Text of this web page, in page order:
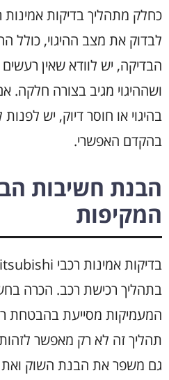
לבדוק את מצב ההיגוי, כולל
הבדיקה, יש לוודא שאין רעשים
ושההיגוי מגיב בצורה חלקה.
בהיגוי או חוסר דיוק, יש
בהקדם האפשרי.
הבנת חשיבות
המקיפות
בתהליך רכישת רכב. הכרה
המעמיקות מסייעת בהבטחת
תהליך זה לא רק מאפשר
גם משפר את הבנת השוק ואת